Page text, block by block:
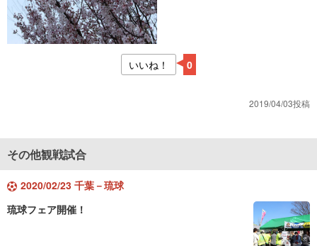
いいね！ 0
2019/04/03投稿
その他観戦試合
2020/02/23 千葉－琉球
琉球フェア開催！